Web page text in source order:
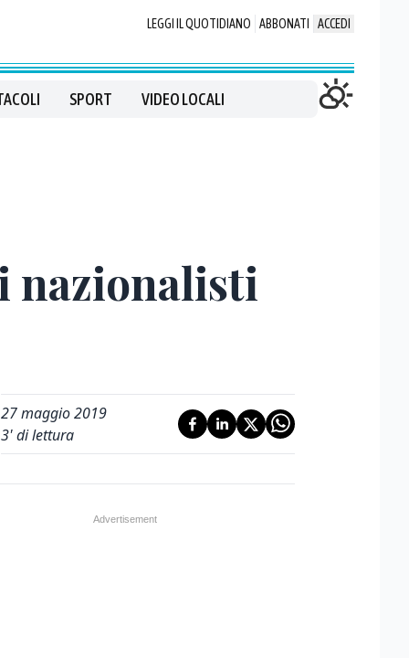
LEGGI IL QUOTIDIANO ABBONATI ACCEDI
SPORT VIDEO LOCALI
nazionalisti
27 maggio 2019
3' di lettura